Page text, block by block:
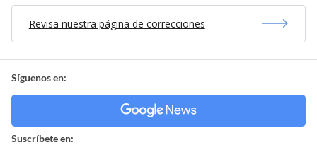
Revisa nuestra página de correcciones
Síguenos en:
Suscríbete en: